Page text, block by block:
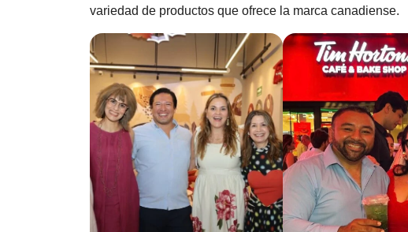
variedad de productos que ofrece la marca canadiense.